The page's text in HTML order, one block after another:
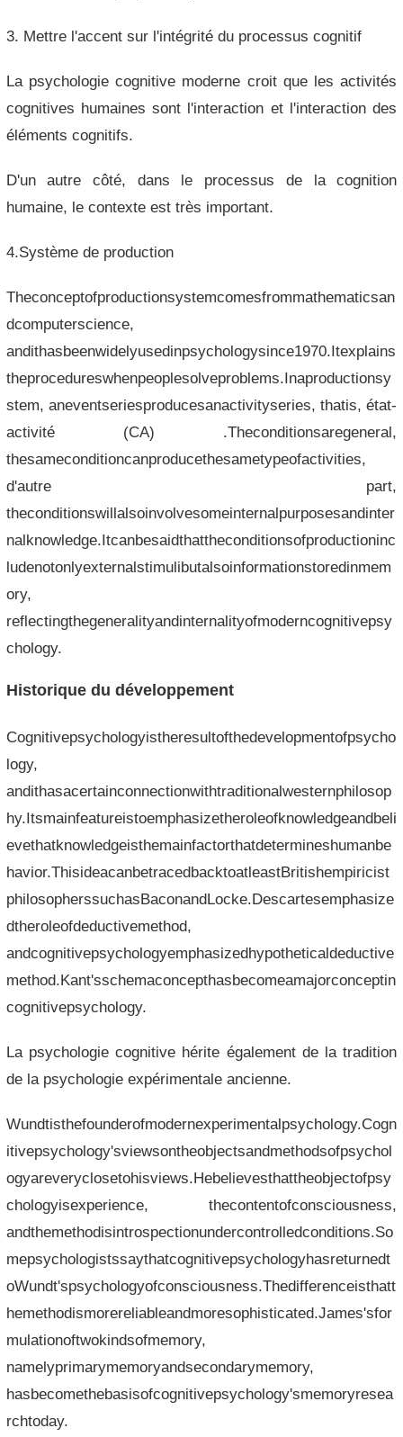
3. Mettre l'accent sur l'intégrité du processus cognitif
La psychologie cognitive moderne croit que les activités
cognitives humaines sont l'interaction et l'interaction des
éléments cognitifs.
D'un autre côté, dans le processus de la cognition
humaine, le contexte est très important.
4.Système de production
Theconceptofproductionsystemcomesfrommathematicsan
dcomputerscience,
andithasbeenwidelyusedinpsychologysince1970.Itexplains
theprocedureswhenpeoplesolveproblems.Inaproductionsy
stem, aneventseriesproducesanactivityseries, thatis, état-
activité (CA) .Theconditionsaregeneral,
thesameconditioncanproducethesametypeofactivities,
d'autre part,
theconditionswillalsoinvolvesomeinternalpurposesandinter
nalknowledge.Itcanbesaidthattheconditionsofproductioninc
ludenotonlyexternalstimulibutalsoinformationstoredinmem
ory,
reflectingthegeneralityandinternalityofmoderncognitivepsy
chology.
Historique du développement
Cognitivepsychologyistheresultofthedevelopmentofpsycho
logy,
andithasacertainconnectionwithtraditionalwesternphilosop
hy.Itsmainfeatureistoemphasizetheroleofknowledgeandbeli
evethatknowledgeisthemainfactorthatdetermineshumanbe
havior.ThisideacanbetracedbacktoatleastBritishempiricist
philosopherssuchasBaconandLocke.Descartesemphasize
dtheroleofdeductivemethod,
andcognitivepsychologyemphasizedhypotheticaldeductive
method.Kant'sschemaconcepthasbecomeamajorconceptin
cognitivepsychology.
La psychologie cognitive hérite également de la tradition
de la psychologie expérimentale ancienne.
Wundtisthefounderofmodernexperimentalpsychology.Cogn
itivepsychology'sviewsontheobjectsandmethodsofpsychol
ogyareveryclosetohisviews.Hebelievesthattheobjectofpsy
chologyisexperience, thecontentofconsciousness,
andthemethodisintrospectionundercontrolledconditions.So
mepsychologistssaythatcognitivepsychologyhasreturnedt
oWundt'spsychologyofconsciousness.Thedifferenceisthatt
hemethodismorereliableandmoresophisticated.James'sfor
mulationoftwokindsofmemory,
namelyprimarymemoryandsecondarymemory,
hasbecomethebasisofcognitivepsychology'smemoryresea
rchtoday.